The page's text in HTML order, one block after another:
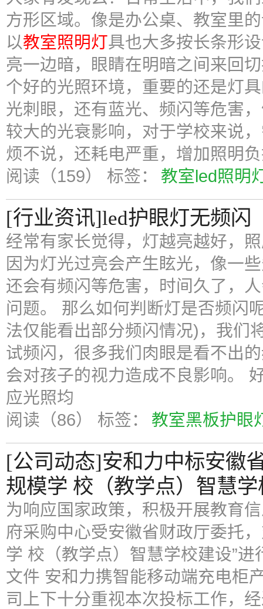
方形区域。像是办公桌、教室里
以教室照明灯具也大多按长条形
亮一边暗，眼睛在明暗之间来回
个好的光照环境，重要的还是灯
光刺眼，还有蓝光、频闪等危害
较大的光衰影响，对于学校来说
烦不说，还耗电严重，增加照明
阅读（159） 标签： 教室led照明
[行业资讯]led护眼灯无频闪
经常有家长觉得，灯越亮越好，
因为灯光过亮会产生眩光，像一
还会有频闪等危害，时间久了，
问题。 那么如何判断灯是否频闪
法仅能看出部分频闪情况)，我们
试频闪，很多我们肉眼是看不出
会对孩子的视力造成不良影响。
应光照均
阅读（86） 标签： 教室黑板护眼
[公司动态]安和力中标安徽
规模学 校（教学点）智慧
为响应国家政策，积极开展教育
府采购中心受安徽省财政厅委托
学 校（教学点）智慧学校建设”
文件 安和力携智能移动端充电柜
司上下十分重视本次投标工作，